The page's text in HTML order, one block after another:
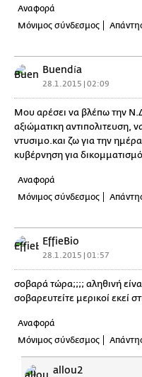
Αναφορά
Μόνιμος σύνδεσμος
Buendía
28.1.2015 | 02:09
Μου αρέσει να βλέπω την
αξιώματικη αντιπολιτευση,
ντυσιμο.και ζω για την
κυβέρνηση για δικομματισμό.
Αναφορά
Μόνιμος σύνδεσμος
EffieBio
28.1.2015 | 01:57
σοβαρά τώρα;;;; αληθινή
σοβαρευτείτε μερικοί εκεί
Αναφορά
Μόνιμος σύνδεσμος
allou2